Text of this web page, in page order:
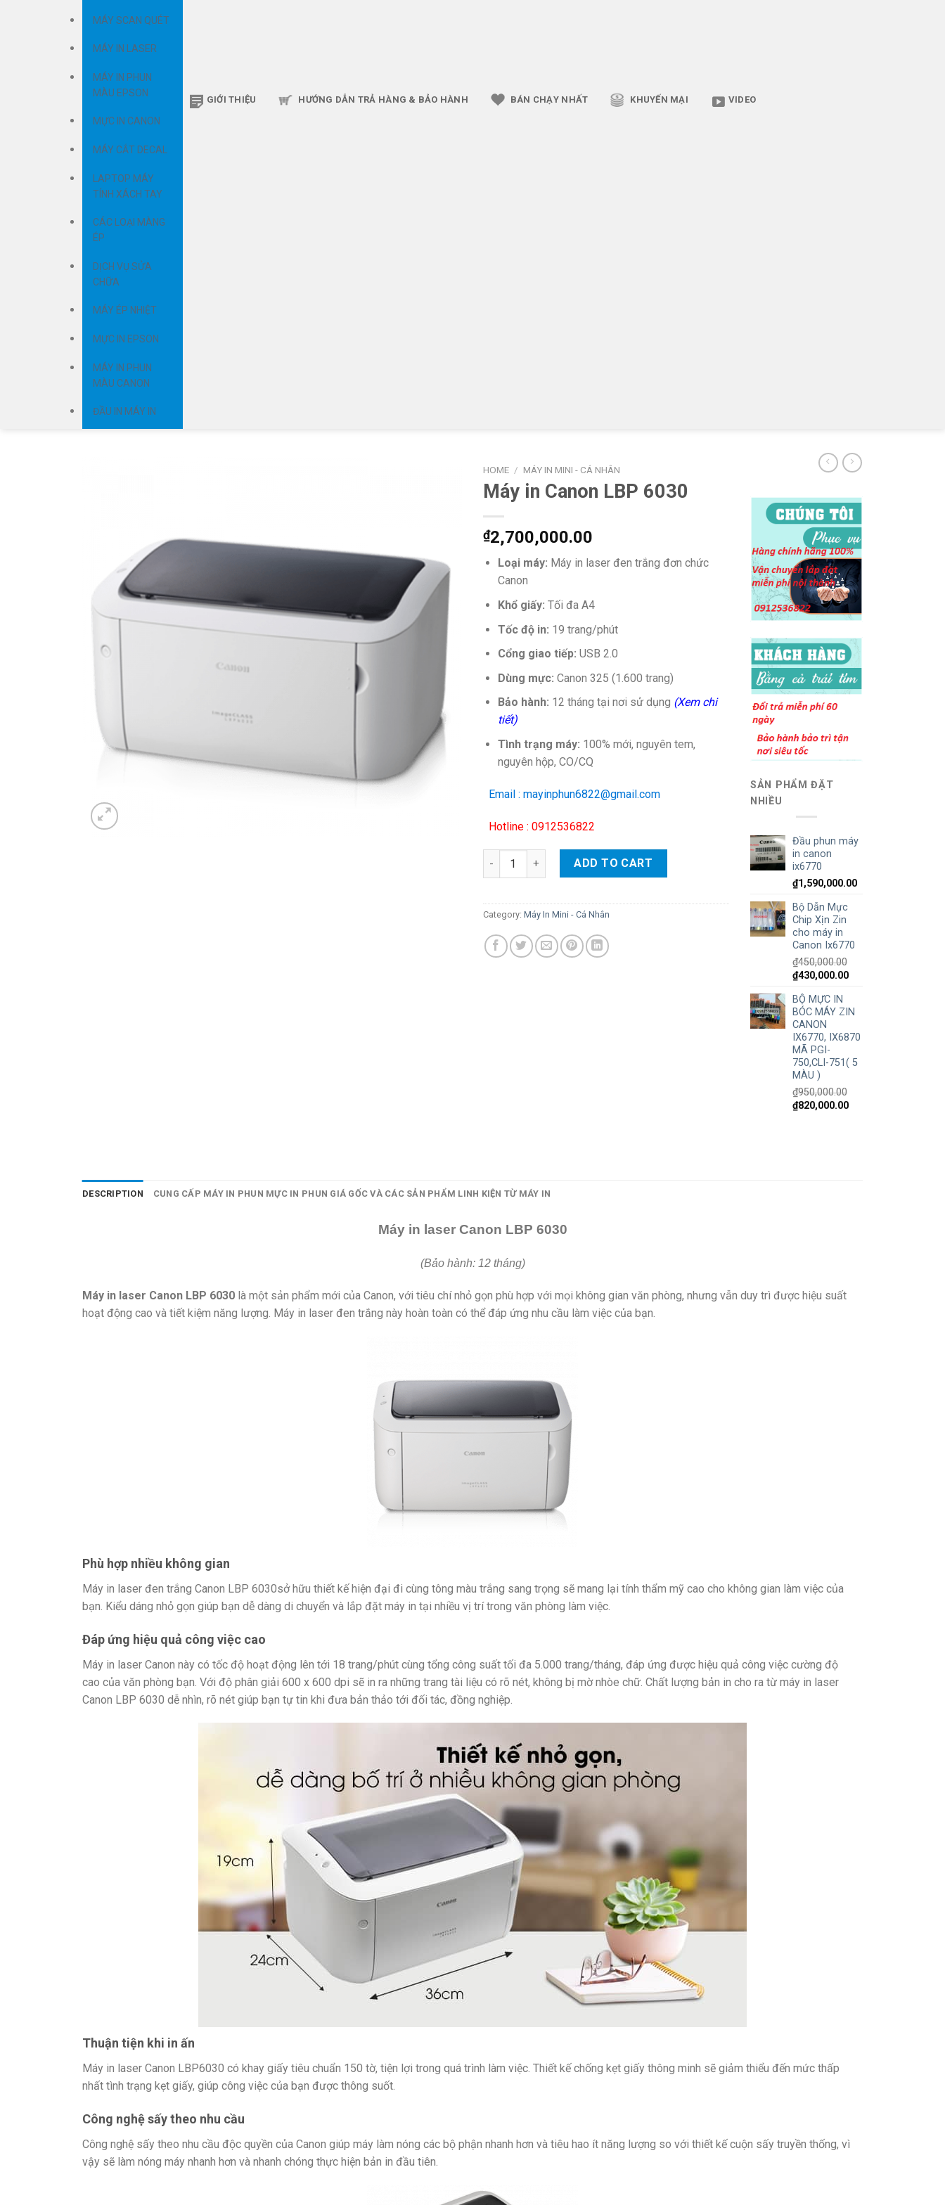
MÁY SCAN QUÉT
MÁY IN LASER
MÁY IN PHUN
MÀU EPSON
MỰC IN CANON
MÁY CẮT DECAL
LAPTOP MÁY
TÍNH XÁCH TAY
CÁC LOẠI MÀNG
ÉP
DỊCH VỤ SỬA
CHỮA
MÁY ÉP NHIỆT
MỰC IN EPSON
MÁY IN PHUN
MÀU CANON
ĐẦU IN MÁY IN
GIỚI THIỆU HƯỚNG DẪN TRẢ HÀNG & BẢO HÀNH BÁN CHẠY NHẤT KHUYẾN MẠI VIDEO
HOME / MÁY IN MINI - CÁ NHÂN
Máy in Canon LBP 6030
₫2,700,000.00
Loại máy: Máy in laser đen trắng đơn chức
Canon
Khổ giấy: Tối đa A4
Tốc độ in: 19 trang/phút
Cổng giao tiếp: USB 2.0
Dùng mực: Canon 325 (1.600 trang)
Bảo hành: 12 tháng tại nơi sử dụng (Xem chi
tiết)
Tình trạng máy: 100% mới, nguyên tem,
nguyên hộp, CO/CQ
Email : mayinphun6822@gmail.com
Hotline : 0912536822
Máy in Canon LBP 6030 quantity
ADD TO CART
Category: Máy In Mini - Cá Nhân
SẢN PHẨM ĐẶT
NHIỀU
Đầu phun máy
in canon
ix6770
₫1,590,000.00
Bộ Dẫn Mực
Chip Xịn Zin
cho máy in
Canon Ix6770
₫450,000.00
₫430,000.00
BỘ MỰC IN
BÓC MÁY ZIN
CANON
IX6770, IX6870
MÃ PGI-
750,CLI-751( 5
MÀU )
₫950,000.00
₫820,000.00
DESCRIPTION CUNG CẤP MÁY IN PHUN MỰC IN PHUN GIÁ GỐC VÀ CÁC SẢN PHẨM LINH KIỆN TỪ MÁY IN
Máy in laser Canon LBP 6030
(Bảo hành: 12 tháng)
Máy in laser Canon LBP 6030 là một sản phẩm mới của Canon, với tiêu chí nhỏ gọn phù hợp với mọi không gian văn phòng, nhưng vẫn duy trì được hiệu suất
hoạt động cao và tiết kiệm năng lượng. Máy in laser đen trắng này hoàn toàn có thể đáp ứng nhu cầu làm việc của bạn.
Phù hợp nhiều không gian
Máy in laser đen trắng Canon LBP 6030sở hữu thiết kế hiện đại đi cùng tông màu trắng sang trọng sẽ mang lại tính thẩm mỹ cao cho không gian làm việc của
bạn. Kiểu dáng nhỏ gọn giúp bạn dễ dàng di chuyển và lắp đặt máy in tại nhiều vị trí trong văn phòng làm việc.
Đáp ứng hiệu quả công việc cao
Máy in laser Canon này có tốc độ hoạt động lên tới 18 trang/phút cùng tổng công suất tối đa 5.000 trang/tháng, đáp ứng được hiệu quả công việc cường độ
cao của văn phòng bạn. Với độ phân giải 600 x 600 dpi sẽ in ra những trang tài liệu có rõ nét, không bị mờ nhòe chữ. Chất lượng bản in cho ra từ máy in laser
Canon LBP 6030 dễ nhìn, rõ nét giúp bạn tự tin khi đưa bản thảo tới đối tác, đồng nghiệp.
Thuận tiện khi in ấn
Máy in laser Canon LBP6030 có khay giấy tiêu chuẩn 150 tờ, tiện lợi trong quá trình làm việc. Thiết kế chống kẹt giấy thông minh sẽ giảm thiểu đến mức thấp
nhất tình trạng kẹt giấy, giúp công việc của bạn được thông suốt.
Công nghệ sấy theo nhu cầu
Công nghệ sấy theo nhu cầu độc quyền của Canon giúp máy làm nóng các bộ phận nhanh hơn và tiêu hao ít năng lượng so với thiết kế cuộn sấy truyền thống, vì
vậy sẽ làm nóng máy nhanh hơn và nhanh chóng thực hiện bản in đầu tiên.